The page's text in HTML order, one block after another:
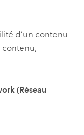
d’un contenu
contenu,
(Réseau